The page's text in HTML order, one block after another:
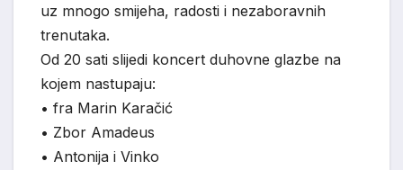
uz mnogo smijeha, radosti i nezaboravnih
trenutaka.
Od 20 sati slijedi koncert duhovne glazbe na
kojem nastupaju:
• fra Marin Karačić
• Zbor Amadeus
• Antonija i Vinko